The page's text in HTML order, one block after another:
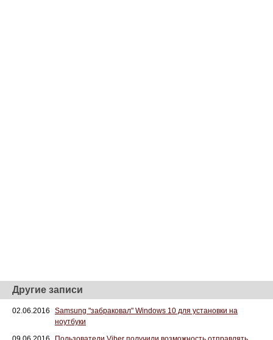
Другие записи
02.06.2016
Samsung "забраковал" Windows 10 для установки на
ноутбуки